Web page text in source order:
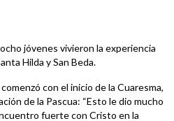
jóvenes vivieron la experiencia
Hilda y San Beda.
con el inicio de la Cuaresma,
de la Pascua: “Esto le dio mucho
fuerte con Cristo en la